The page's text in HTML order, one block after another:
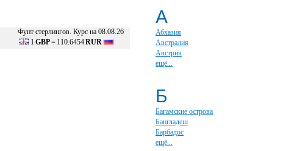
Фунт стерлингов. Курс на 08.08.26
1 GBP= 110.6454RUR
А
Абхазия
Австралия
Австрия
ещё...
Б
Багамские острова
Бангладеш
Барбадос
ещё...